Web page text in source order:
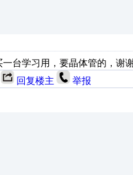
台学习用，要晶体管的，谢
回复楼主 举报